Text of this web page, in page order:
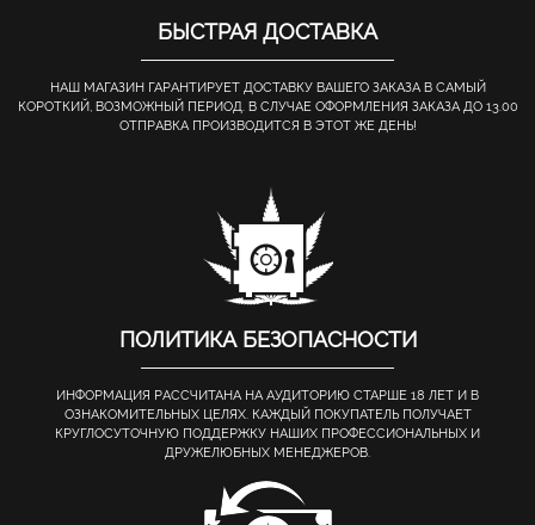
БЫСТРАЯ ДОСТАВКА
НАШ МАГАЗИН ГАРАНТИРУЕТ ДОСТАВКУ ВАШЕГО ЗАКАЗА В САМЫЙ
КОРОТКИЙ, ВОЗМОЖНЫЙ ПЕРИОД. В СЛУЧАЕ ОФОРМЛЕНИЯ ЗАКАЗА ДО 13.00
ОТПРАВКА ПРОИЗВОДИТСЯ В ЭТОТ ЖЕ ДЕНЬ!
ПОЛИТИКА БЕЗОПАСНОСТИ
ИНФОРМАЦИЯ РАССЧИТАНА НА АУДИТОРИЮ СТАРШЕ 18 ЛЕТ И В
ОЗНАКОМИТЕЛЬНЫХ ЦЕЛЯХ. КАЖДЫЙ ПОКУПАТЕЛЬ ПОЛУЧАЕТ
КРУГЛОСУТОЧНУЮ ПОДДЕРЖКУ НАШИХ ПРОФЕССИОНАЛЬНЫХ И
ДРУЖЕЛЮБНЫХ МЕНЕДЖЕРОВ.